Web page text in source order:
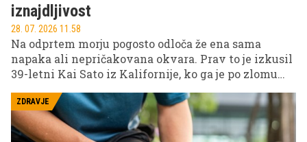
iznajdljivost
28. 07. 2026 11.58
Na odprtem morju pogosto odloča že ena sama
napaka ali nepričakovana okvara. Prav to je izkusil
39-letni Kai Sato iz Kalifornije, ko ga je po zlomu
morju. Njegova zgodba ni le izjemna pripoved o
preživetju, je dokaz vztrajnosti, iznajdljivosti in
psihične moči.
ZDRAVJE